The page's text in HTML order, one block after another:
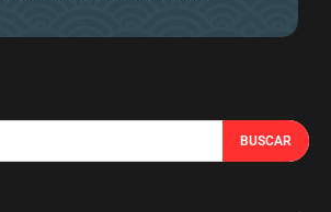
BUSCAR